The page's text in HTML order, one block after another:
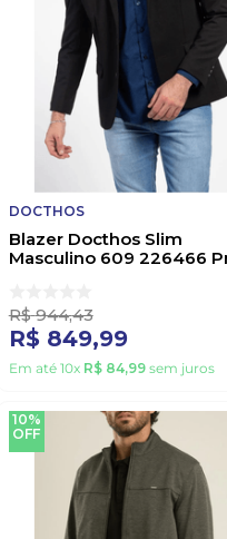
DOCTHOS
Blazer Docthos Slim
Masculino 609 226466
R$ 944,43
R$ 849,99
Em até 10x R$ 84,99sem juros
10%
OFF